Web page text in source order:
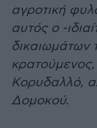
αγροτική
αυτός ο -
δικαιωμάτων
Κορυδαλλό,
Δομοκού.